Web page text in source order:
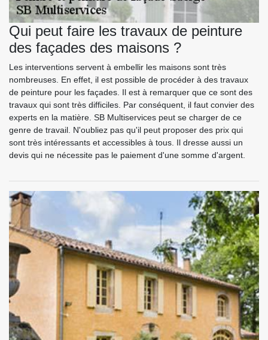
Qui peut faire les travaux de peinture
des façades des maisons ?
Les interventions servent à embellir les maisons sont très
nombreuses. En effet, il est possible de procéder à des travaux
de peinture pour les façades. Il est à remarquer que ce sont des
travaux qui sont très difficiles. Par conséquent, il faut convier des
experts en la matière. SB Multiservices peut se charger de ce
genre de travail. N'oubliez pas qu'il peut proposer des prix qui
sont très intéressants et accessibles à tous. Il dresse aussi un
devis qui ne nécessite pas le paiement d'une somme d'argent.